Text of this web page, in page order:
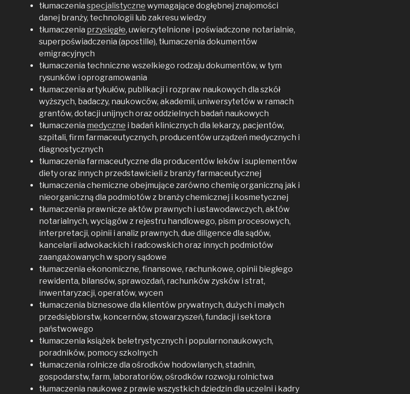
tłumaczenia specjalistyczne wymagające dogłębnej znajomości
danej branży, technologii lub zakresu wiedzy
tłumaczenia przysięgłe, uwierzytelnione i poświadczone notarialnie,
superpoświadczenia (apostille), tłumaczenia dokumentów
emigracyjnych
tłumaczenia techniczne wszelkiego rodzaju dokumentów, w tym
rysunków i oprogramowania
tłumaczenia artykułów, publikacji i rozpraw naukowych dla szkół
wyższych, badaczy, naukowców, akademii, uniwersytetów w ramach
grantów, dotacji unijnych oraz oddzielnych badań naukowych
tłumaczenia medyczne i badań klinicznych dla lekarzy, pacjentów,
szpitali, firm farmaceutycznych, producentów urządzeń medycznych i
diagnostycznych
tłumaczenia farmaceutyczne dla producentów leków i suplementów
diety oraz innych przedstawicieli z branży farmaceutycznej
tłumaczenia chemiczne obejmujące zarówno chemię organiczną jak i
nieorganiczną dla podmiotów z branży chemicznej i kosmetycznej
tłumaczenia prawnicze aktów prawnych i ustawodawczych, aktów
notarialnych, wyciągów z rejestru handlowego, pism procesowych,
interpretacji, opinii i analiz prawnych, due diligence dla sądów,
kancelarii adwokackich i radcowskich oraz innych podmiotów
zaangażowanych w spory sądowe
tłumaczenia ekonomiczne, finansowe, rachunkowe, opinii biegłego
rewidenta, bilansów, sprawozdań, rachunków zysków i strat,
inwentaryzacji, operatów, wycen
tłumaczenia biznesowe dla klientów prywatnych, dużych i małych
przedsiębiorstw, koncernów, stowarzyszeń, fundacji i sektora
państwowego
tłumaczenia książek beletrystycznych i popularnonaukowych,
poradników, pomocy szkolnych
tłumaczenia rolnicze dla ośrodków hodowlanych, stadnin,
gospodarstw, farm, laboratoriów, ośrodków rozwoju rolnictwa
tłumaczenia naukowe z prawie wszystkich dziedzin dla uczelni i kadry